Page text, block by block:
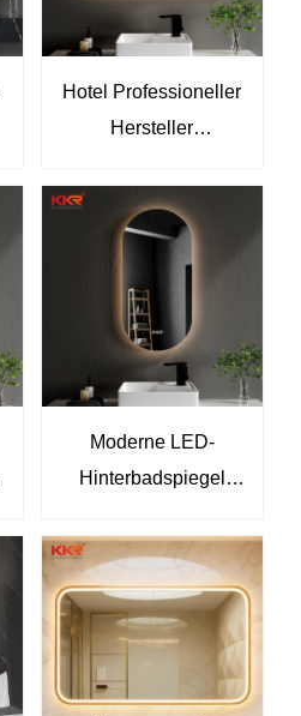
Hotel Professioneller
Hersteller
Moderner Stil Rücken
beleuchtet LED BAD
WALL MOTTED
BADEL Leuchteter
Spiegel mit Lichtern
Moderne LED-
Hinterbadspiegel
Waschtischspiegel
mit dimmbarer
Berührungskontrolle